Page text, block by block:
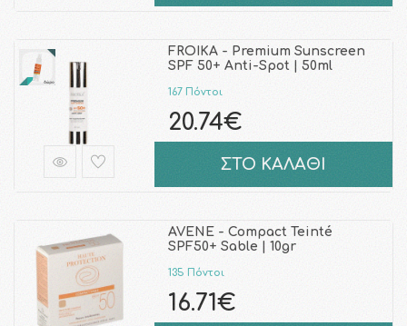
FROIKA - Premium Sunscreen
SPF 50+ Anti-Spot | 50ml
167 Πόντοι
20.74€
ΣΤΟ ΚΑΛΑΘΙ
AVENE - Compact Teinté
SPF50+ Sable | 10gr
135 Πόντοι
16.71€